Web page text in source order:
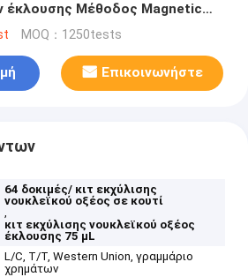
έκλουσης Μέθοδος Magnetic
MOQ：1250tests
Επικοινωνήστε
64 δοκιμές/ κιτ εκχύλισης
νουκλεϊκού οξέος σε κουτί
,
κιτ εκχύλισης νουκλεϊκού οξέος
έκλουσης 75 μL
L/C, T/T, Western Union, γραμμάριο
χρημάτων